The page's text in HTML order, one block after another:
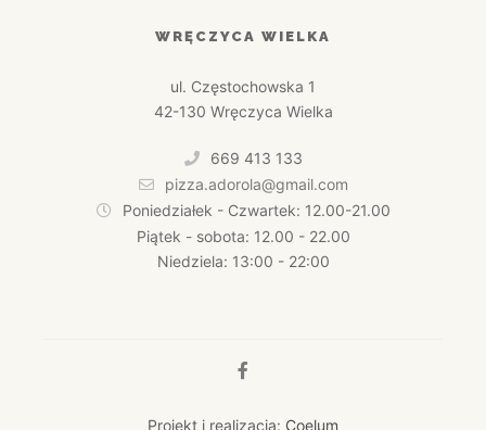
WRĘCZYCA WIELKA
ul. Częstochowska 1
42-130 Wręczyca Wielka
669 413 133
pizza.adorola@gmail.com
Poniedziałek - Czwartek: 12.00-21.00
Piątek - sobota: 12.00 - 22.00
Niedziela: 13:00 - 22:00
Projekt i realizacja: Coelum